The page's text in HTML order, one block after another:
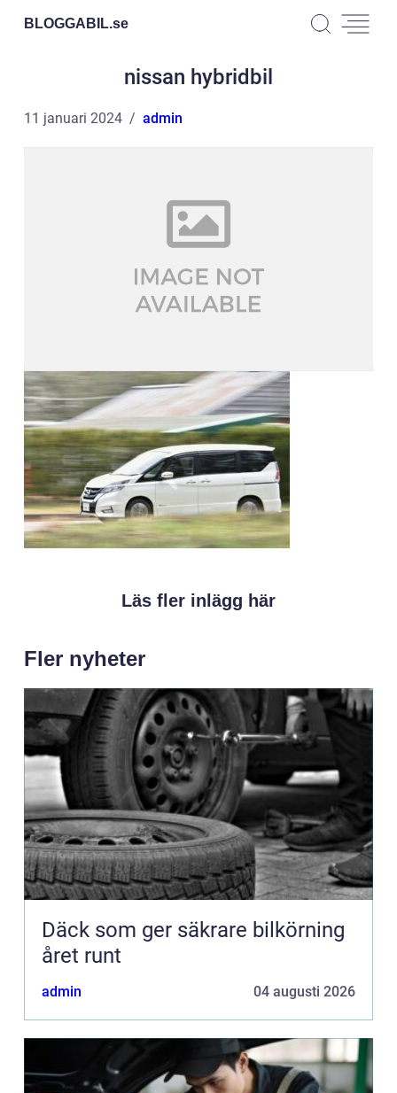
BLOGGABIL.se
nissan hybridbil
11 januari 2024 admin
Läs fler inlägg här
Fler nyheter
Däck som ger säkrare bilkörning
året runt
admin 04 augusti 2026